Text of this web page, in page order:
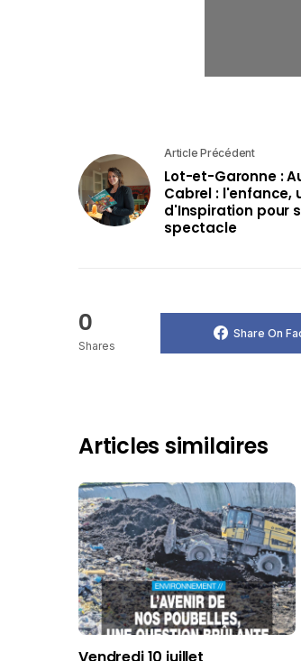
Article Précédent
Lot-et-Garonne :
Cabrel : l'enfance,
d'Inspiration pour
spectacle
0
Shares
Share On
Articles similaires
Vendredi 10 juillet